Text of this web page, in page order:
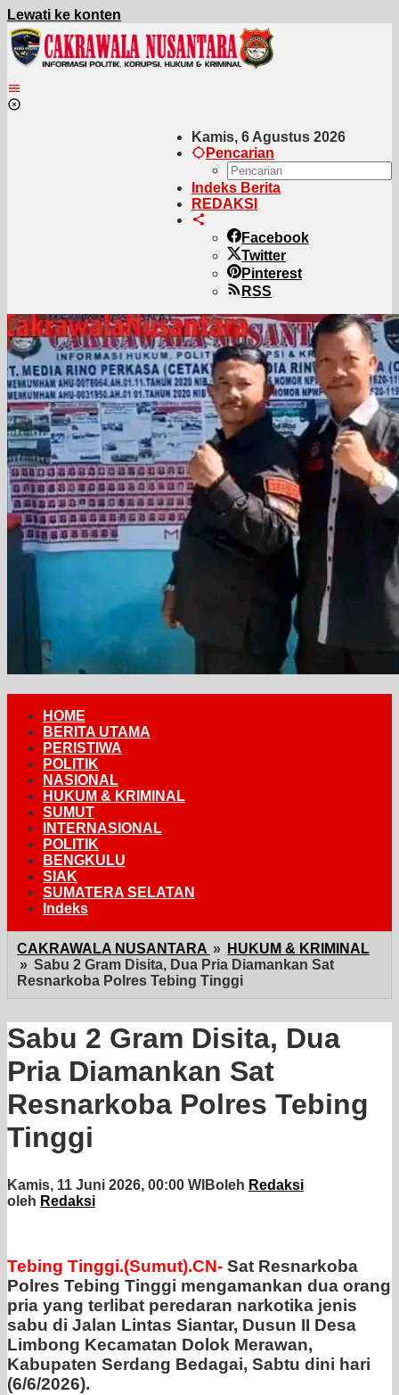
Lewati ke konten
Kamis, 6 Agustus 2026
Pencarian
Indeks Berita
REDAKSI
Facebook
Twitter
Pinterest
RSS
HOME
BERITA UTAMA
PERISTIWA
POLITIK
NASIONAL
HUKUM & KRIMINAL
SUMUT
INTERNASIONAL
POLITIK
BENGKULU
SIAK
SUMATERA SELATAN
Indeks
CAKRAWALA NUSANTARA » HUKUM & KRIMINAL
» Sabu 2 Gram Disita, Dua Pria Diamankan Sat
Resnarkoba Polres Tebing Tinggi
Sabu 2 Gram Disita, Dua
Pria Diamankan Sat
Resnarkoba Polres Tebing
Tinggi
Kamis, 11 Juni 2026, 00:00 WIBoleh Redaksi
oleh Redaksi
Tebing Tinggi.(Sumut).CN- Sat Resnarkoba
Polres Tebing Tinggi mengamankan dua orang
pria yang terlibat peredaran narkotika jenis
sabu di Jalan Lintas Siantar, Dusun II Desa
Limbong Kecamatan Dolok Merawan,
Kabupaten Serdang Bedagai, Sabtu dini hari
(6/6/2026).